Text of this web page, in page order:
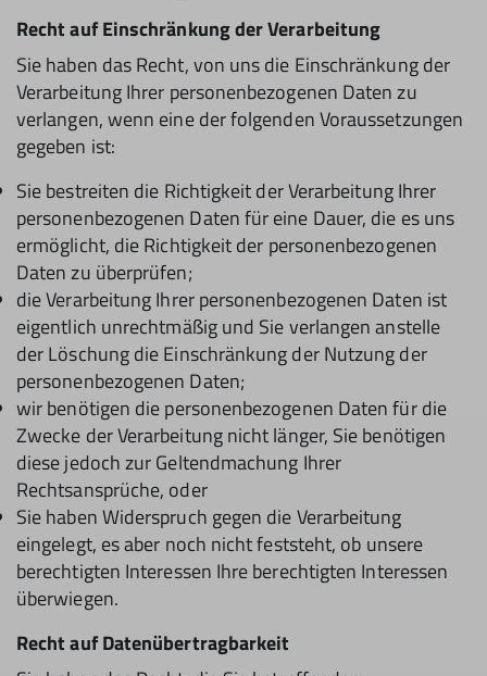
Recht auf Einschränkung der Verarbeitung
Sie haben das Recht, von uns die Einschränkung der
Verarbeitung Ihrer personenbezogenen Daten zu
verlangen, wenn eine der folgenden Voraussetzungen
gegeben ist:
Sie bestreiten die Richtigkeit der Verarbeitung Ihrer
personenbezogenen Daten für eine Dauer, die es uns
ermöglicht, die Richtigkeit der personenbezogenen
Daten zu überprüfen;
die Verarbeitung Ihrer personenbezogenen Daten ist
eigentlich unrechtmäßig und Sie verlangen anstelle
der Löschung die Einschränkung der Nutzung der
personenbezogenen Daten;
wir benötigen die personenbezogenen Daten für die
Zwecke der Verarbeitung nicht länger, Sie benötigen
diese jedoch zur Geltendmachung Ihrer
Rechtsansprüche, oder
Sie haben Widerspruch gegen die Verarbeitung
eingelegt, es aber noch nicht feststeht, ob unsere
berechtigten Interessen Ihre berechtigten Interessen
überwiegen.
Recht auf Datenübertragbarkeit